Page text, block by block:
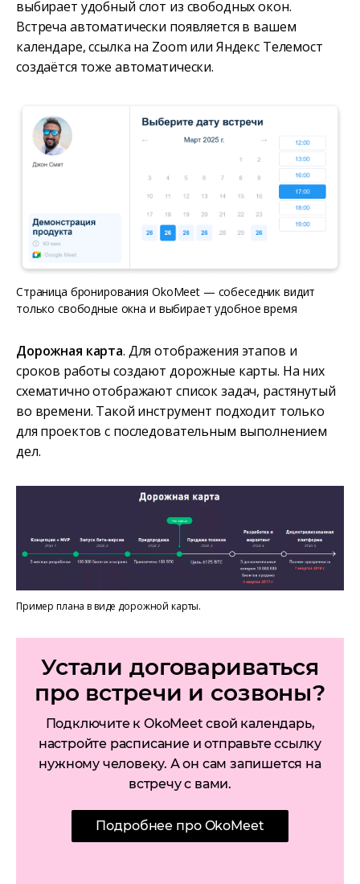
выбирает удобный слот из свободных окон.
Встреча автоматически появляется в вашем
календаре, ссылка на Zoom или Яндекс Телемост
создаётся тоже автоматически.
Страница бронирования OkoMeet — собеседник видит
только свободные окна и выбирает удобное время
Дорожная карта. Для отображения этапов и
сроков работы создают дорожные карты. На них
схематично отображают список задач, растянутый
во времени. Такой инструмент подходит только
для проектов с последовательным выполнением
дел.
Пример плана в виде дорожной карты.
Устали договариваться
про встречи и созвоны?
Подключите к OkoMeet свой календарь,
настройте расписание и отправьте ссылку
нужному человеку. А он сам запишется на
встречу с вами.
Подробнее про OkoMeet